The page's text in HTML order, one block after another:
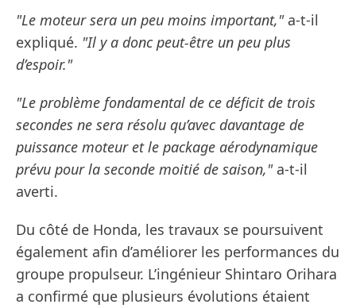
"Le moteur sera un peu moins important,"a-t-il
expliqué. "Il y a donc peut-être un peu plus
d’espoir."
"Le problème fondamental de ce déficit de trois
secondes ne sera résolu qu’avec davantage de
puissance moteur et le package aérodynamique
prévu pour la seconde moitié de saison,"a-t-il
averti.
Du côté de Honda, les travaux se poursuivent
également afin d’améliorer les performances du
groupe propulseur. L’ingénieur Shintaro Orihara
a confirmé que plusieurs évolutions étaient